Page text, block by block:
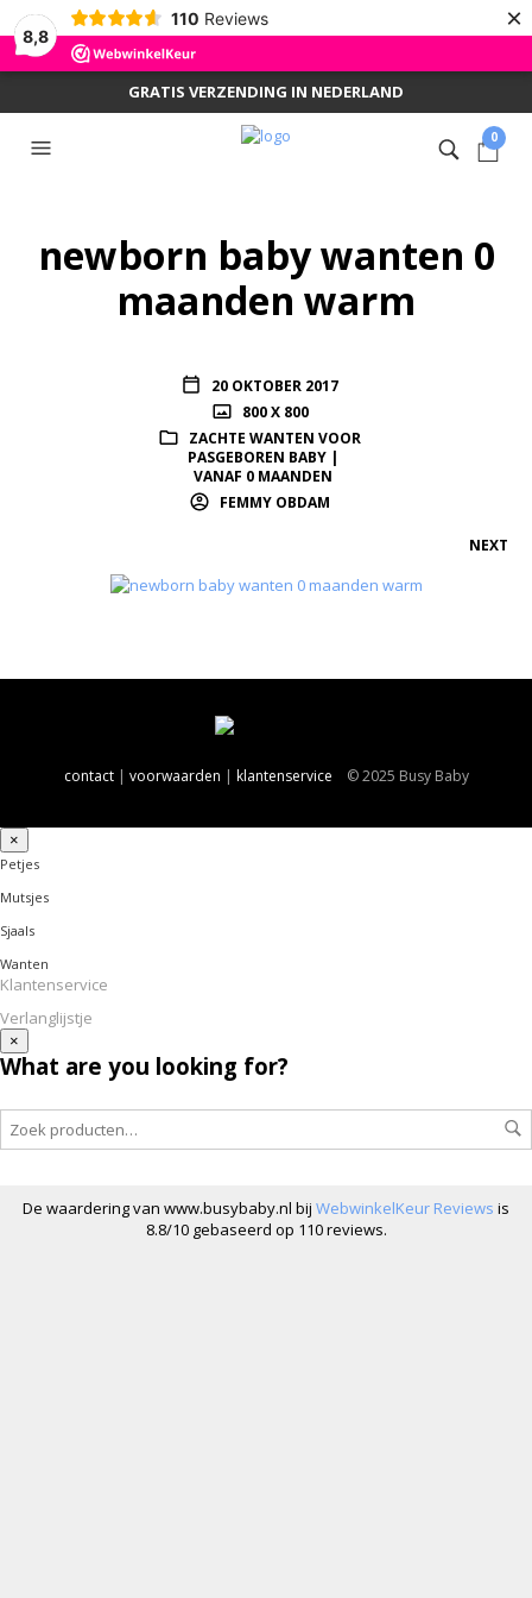
8,8
110 Reviews ×
GRATIS VERZENDING IN NEDERLAND
0
newborn baby wanten 0
maanden warm
20 OKTOBER 2017
800 X 800
ZACHTE WANTEN VOOR
PASGEBOREN BABY |
VANAF 0 MAANDEN
FEMMY OBDAM
NEXT
contact| voorwaarden | klantenservice © 2025 Busy Baby
×
Petjes
Mutsjes
Sjaals
Wanten
Klantenservice
Verlanglijstje
×
What are you looking for?
De waardering van www.busybaby.nl bij WebwinkelKeur Reviews is
8.8/10 gebaseerd op 110 reviews.